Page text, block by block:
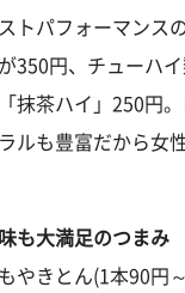
トパフォーマンス
350円、チューハ
抹茶ハイ」250円
ルも豊富だから女
も大満足のつまみ
やきとん(1本90円